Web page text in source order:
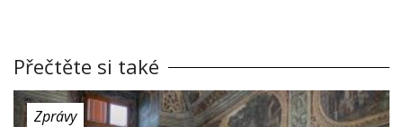
Přečtěte si také
Zprávy